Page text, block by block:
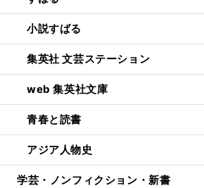
小説すばる
集英社 文芸ステーション
web 集英社文庫
青春と読書
アジア人物史
学芸・ノンフィクション・新書